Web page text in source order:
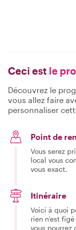
Ceci est le
Découvrez le
vous allez faire
personnaliser
Point de
Vous serez
local vous
vous exact.
Itinéraire
Voici à quoi
rien n'est
vous pourrez